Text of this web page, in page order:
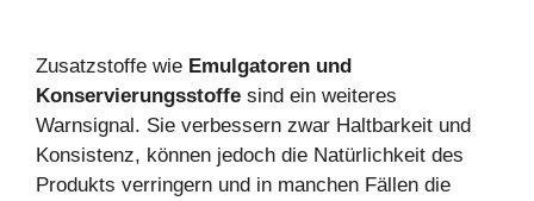
Zusatzstoffe wie Emulgatoren und
Konservierungsstoffe sind ein weiteres
Warnsignal. Sie verbessern zwar Haltbarkeit und
Konsistenz, können jedoch die Natürlichkeit des
Produkts verringern und in manchen Fällen die